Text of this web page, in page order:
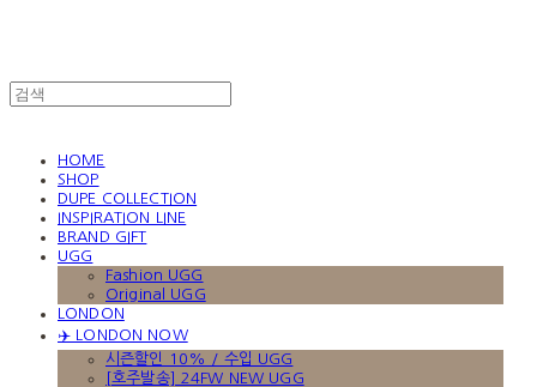
HOME
SHOP
DUPE COLLECTION
INSPIRATION LINE
BRAND GIFT
UGG
Fashion UGG
Original UGG
LONDON
✈️ LONDON NOW
시즌할인 10% / 수입 UGG
[호주발송] 24FW NEW UGG